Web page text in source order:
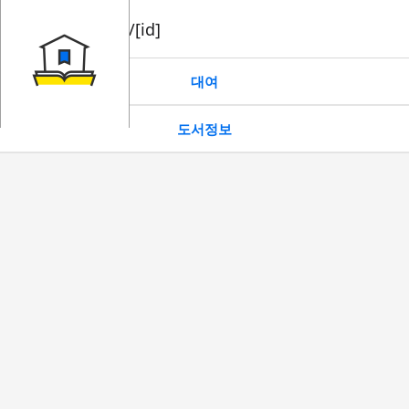
book/rent/[id]
대여
도서정보